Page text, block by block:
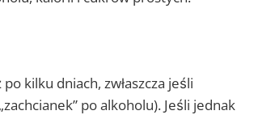
kilku dniach, zwłaszcza jeśli
po alkoholu). Jeśli jednak